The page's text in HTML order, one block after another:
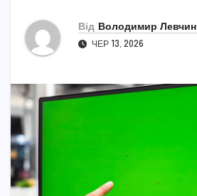
Від Володимир Левчин
ЧЕР 13, 2026